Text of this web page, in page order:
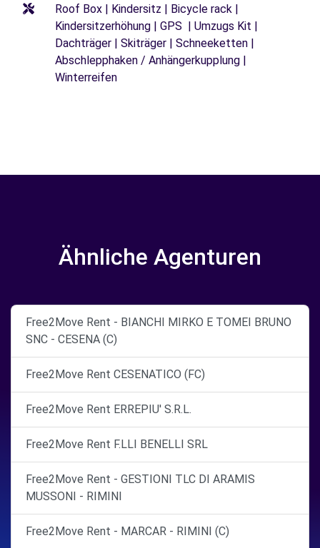
Roof Box | Kindersitz | Bicycle rack |
Kindersitzerhöhung | GPS | Umzugs Kit |
Dachträger | Skiträger | Schneeketten |
Abschlepphaken / Anhängerkupplung |
Winterreifen
Ähnliche Agenturen
Free2Move Rent - BIANCHI MIRKO E TOMEI BRUNO
SNC - CESENA (C)
Free2Move Rent CESENATICO (FC)
Free2Move Rent ERREPIU' S.R.L.
Free2Move Rent F.LLI BENELLI SRL
Free2Move Rent - GESTIONI TLC DI ARAMIS
MUSSONI - RIMINI
Free2Move Rent - MARCAR - RIMINI (C)